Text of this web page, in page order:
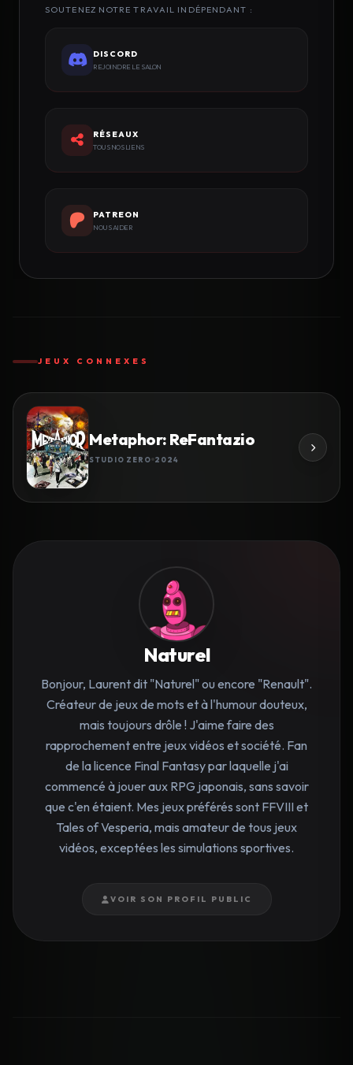
SOUTENEZ NOTRE TRAVAIL INDÉPENDANT :
DISCORD
REJOINDRE LE SALON
RÉSEAUX
TOUS NOS LIENS
PATREON
NOUS AIDER
JEUX CONNEXES
Metaphor: ReFantazio
STUDIO ZERO 2024
Naturel
Bonjour, Laurent dit "Naturel" ou encore "Renault".
Créateur de jeux de mots et à l'humour douteux,
mais toujours drôle ! J'aime faire des
rapprochement entre jeux vidéos et société. Fan
de la licence Final Fantasy par laquelle j'ai
commencé à jouer aux RPG japonais, sans savoir
que c'en étaient. Mes jeux préférés sont FFVIII et
Tales of Vesperia, mais amateur de tous jeux
vidéos, exceptées les simulations sportives.
VOIR SON PROFIL PUBLIC